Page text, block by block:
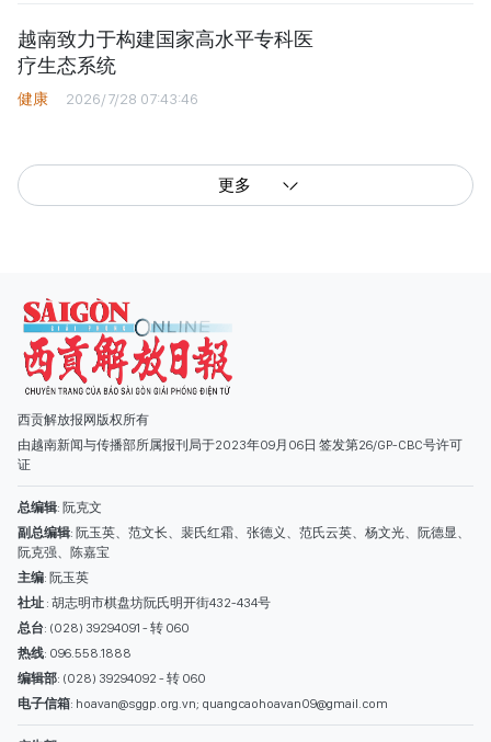
总编辑: 阮克文
副总编辑: 阮玉英、范文长、裴氏红霜、张德义、范氏云英、杨文光、阮德显、
阮克强、陈嘉宝
主编: 阮玉英
社址: 胡志明市棋盘坊阮氏明开街432-434号
总台: (028) 39294091 - 转 060
热线
电子信箱: hoavan@sggp.org.vn; quangcaohoavan09@gmail.com
广告部
(028) 38334185